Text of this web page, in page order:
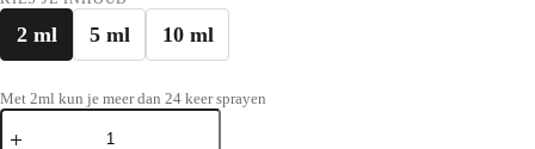
2 ml 5 ml 10 ml
Met 2ml kun je meer dan 24 keer sprayen
Juliette
Has